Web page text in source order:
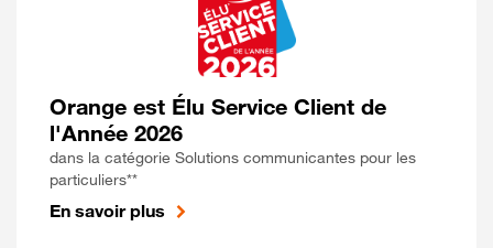
Orange est Élu Service Client de
l'Année 2026
dans la catégorie Solutions communicantes pour les
particuliers**
En savoir plus